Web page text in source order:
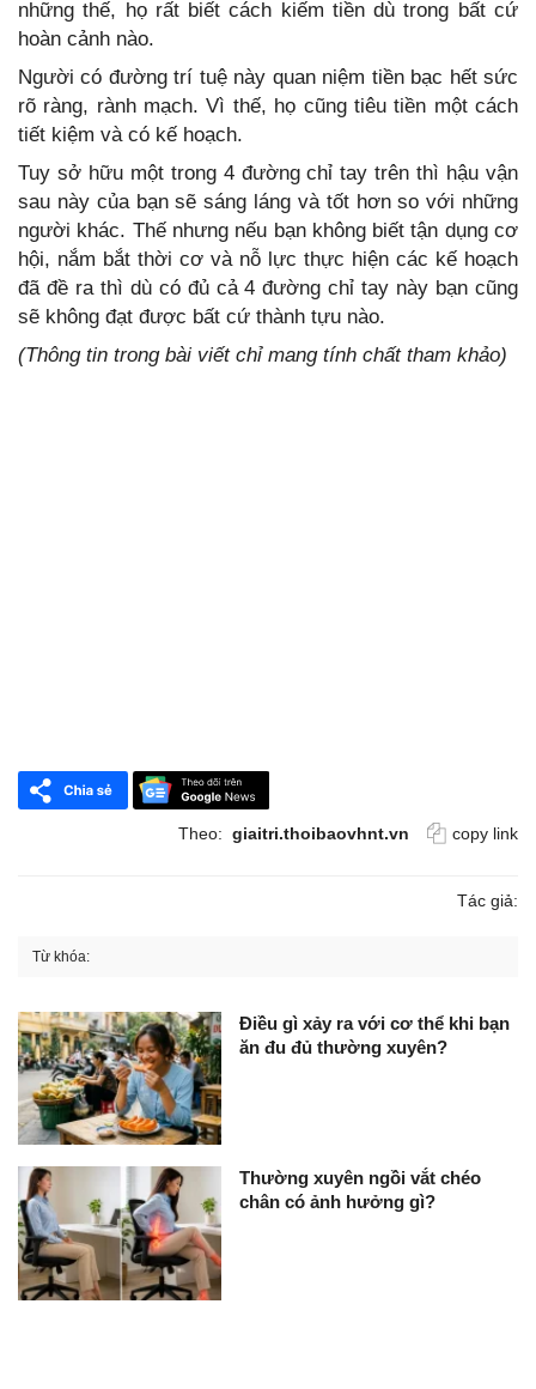
những thế, họ rất biết cách kiếm tiền dù trong bất cứ
hoàn cảnh nào.
Người có đường trí tuệ này quan niệm tiền bạc hết sức
rõ ràng, rành mạch. Vì thế, họ cũng tiêu tiền một cách
tiết kiệm và có kế hoạch.
Tuy sở hữu một trong 4 đường chỉ tay trên thì hậu vận
sau này của bạn sẽ sáng láng và tốt hơn so với những
người khác. Thế nhưng nếu bạn không biết tận dụng cơ
hội, nắm bắt thời cơ và nỗ lực thực hiện các kế hoạch
đã đề ra thì dù có đủ cả 4 đường chỉ tay này bạn cũng
sẽ không đạt được bất cứ thành tựu nào.
(Thông tin trong bài viết chỉ mang tính chất tham khảo)
Theo: giaitri.thoibaovhnt.vn copy link
Tác giả:
Từ khóa:
Điều gì xảy ra với cơ thể khi bạn
ăn đu đủ thường xuyên?
Thường xuyên ngồi vắt chéo
chân có ảnh hưởng gì?